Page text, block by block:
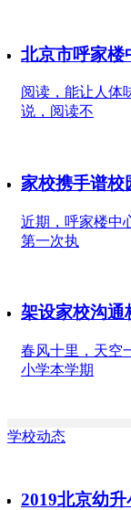
北京市呼家楼
阅读，能让人体
说，阅读不
家校携手谱校
近期，呼家楼中
第一次执
架设家校沟通
春风十里，天空
小学本学期
学校动态
2019北京幼